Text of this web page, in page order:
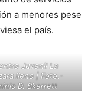
a menores pese
el país.
Juvenil La
lleno | Foto.-
D. Skerrett